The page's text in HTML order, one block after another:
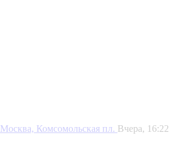
Москва, Комсомольская пл. Вчера, 16:22